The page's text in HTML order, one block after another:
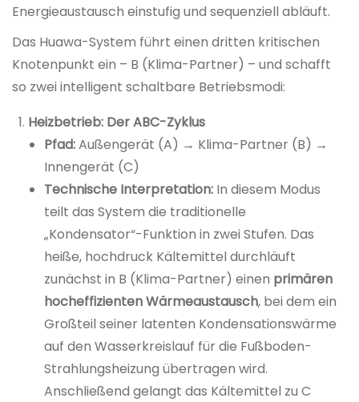
Energieaustausch einstufig und sequenziell abläuft.
Das Huawa-System führt einen dritten kritischen
Knotenpunkt ein – B (Klima-Partner) – und schafft
so zwei intelligent schaltbare Betriebsmodi:
Heizbetrieb: Der ABC-Zyklus
Pfad:Außengerät (A) → Klima-Partner (B) →
Innengerät (C)
Technische Interpretation: In diesem Modus
teilt das System die traditionelle
„Kondensator“-Funktion in zwei Stufen. Das
heiße, hochdruck Kältemittel durchläuft
zunächst in B (Klima-Partner) einen primären
hocheffizienten Wärmeaustausch, bei dem ein
Großteil seiner latenten Kondensationswärme
auf den Wasserkreislauf für die Fußboden-
Strahlungsheizung übertragen wird.
Anschließend gelangt das Kältemittel zu C